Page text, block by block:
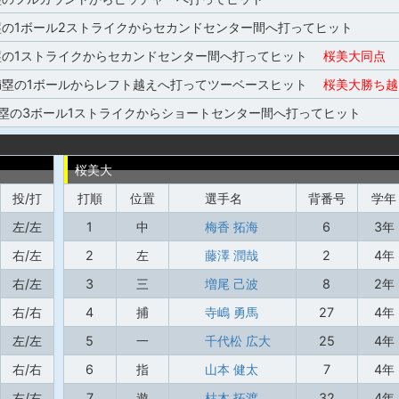
1ボール2ストライクからセカンドセンター間へ打ってヒット
1ストライクからセカンドセンター間へ打ってヒット
桜美大同点
の1ボールからレフト越えへ打ってツーベースヒット
桜美大勝ち
3ボール1ストライクからショートセンター間へ打ってヒット
投/打
左/左
右/左
右/左
右/右
左/左
右/右
桜美大
打順
位置 選手名 背番号
学年
1
中 梅香 拓海 6
3年
2
左 藤澤 潤哉 2
4年
3
三 増尾 己波 8
2年
4
捕 寺嶋 勇馬 27
4年
5
一 千代松 広大 25
4年
6
指 山本 健太 7
4年